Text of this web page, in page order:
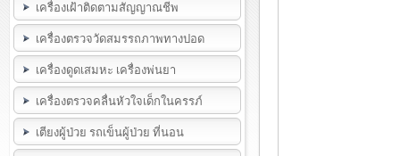
เครื่องเฝ้าติดตามสัญญาณชีพ
เครื่องตรวจวัดสมรรถภาพทางปอด
เครื่องดูดเสมหะ เครื่องพ่นยา
เครื่องตรวจคลื่นหัวใจเด็กในครรภ์
เตียงผู้ป่วย รถเข็นผู้ป่วย ที่นอน